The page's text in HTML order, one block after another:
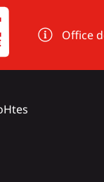
cookies
Office